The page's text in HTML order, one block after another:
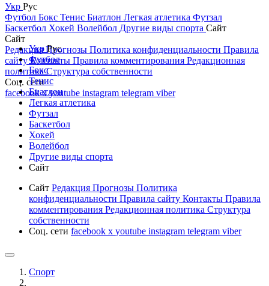
Укр Рус
Футбол Бокс Тенис Биатлон Легкая атлетика Футзал
Баскетбол Хокей Волейбол Другие виды спорта Сайт
Сайт
РедакцияПрогнозы Политика конфиденциальности Правила
сайтуКонтакты Правила комментирования Редакционная
политикаСтруктура собственности
Соц. сети
facebookxyoutube instagram telegram viber
УкрРус
Футбол
Бокс
Тенис
Биатлон
Легкая атлетика
Футзал
Баскетбол
Хокей
Волейбол
Другие виды спорта
Сайт
Сайт Редакция Прогнозы Политика
конфиденциальности Правила сайту Контакты Правила
комментирования Редакционная политика Структура
собственности
Соц. сети facebook x youtube instagram telegram viber
Спорт